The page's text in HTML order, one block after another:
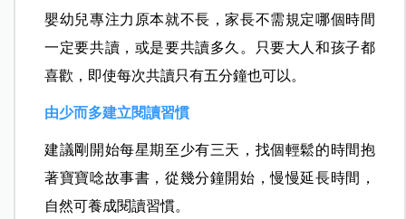
嬰幼兒專注力原本就不長，家長不需規定哪個時間
一定要共讀，或是要共讀多久。只要大人和孩子都
喜歡，即使每次共讀只有五分鐘也可以。
由少而多建立閱讀習慣
建議剛開始每星期至少有三天，找個輕鬆的時間抱
著寶寶唸故事書，從幾分鐘開始，慢慢延長時間，
自然可養成閱讀習慣。